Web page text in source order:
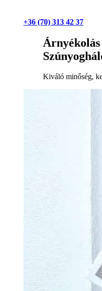
+36 (70) 313 42 37
Kiváló minőség,